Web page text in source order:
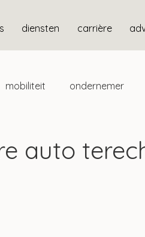
diensten carrière
mobiliteit ondernemer
auto